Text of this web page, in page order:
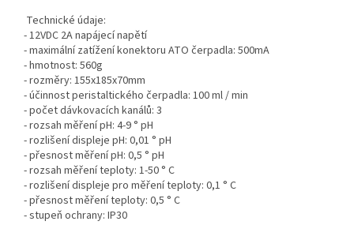
Technické údaje:
- 12VDC 2A napájecí napětí
- maximální zatížení konektoru ATO čerpadla: 500mA
- hmotnost: 560g
- rozměry: 155x185x70mm
- účinnost peristaltického čerpadla: 100 ml / min
- počet dávkovacích kanálů: 3
- rozsah měření pH: 4-9 ° pH
- rozlišení displeje pH: 0,01 ° pH
- přesnost měření pH: 0,5 ° pH
- rozsah měření teploty: 1-50 ° C
- rozlišení displeje pro měření teploty: 0,1 ° C
- přesnost měření teploty: 0,5 ° C
- stupeň ochrany: IP30